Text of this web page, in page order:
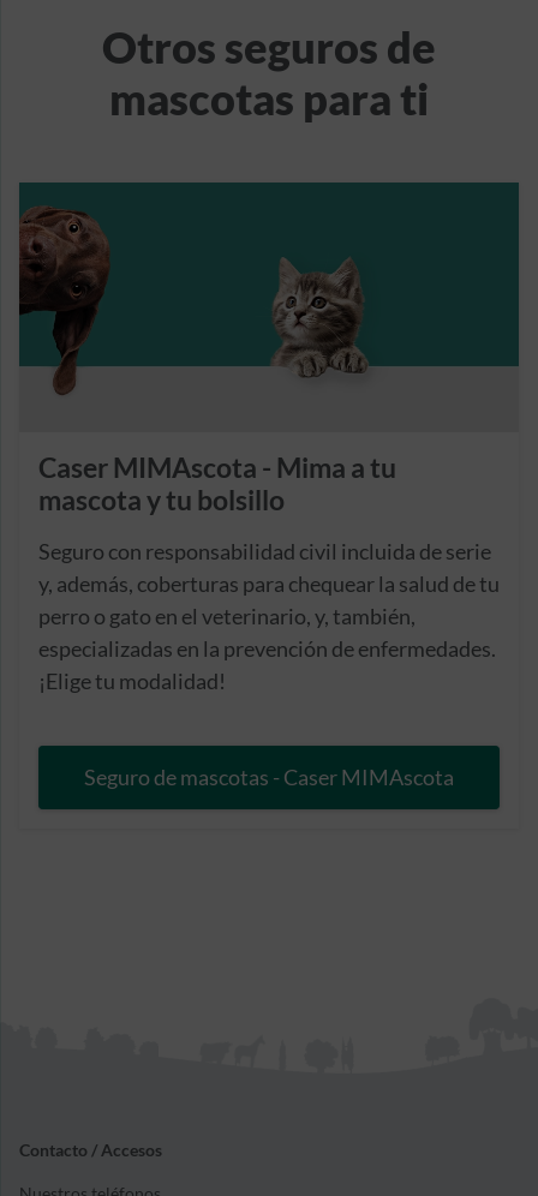
Otros seguros de
mascotas para ti
Caser MIMAscota - Mima a tu
mascota y tu bolsillo
Seguro con responsabilidad civil incluida de serie
y, además, coberturas para chequear la salud de tu
perro o gato en el veterinario, y, también,
especializadas en la prevención de enfermedades.
¡Elige tu modalidad!
Seguro de mascotas - Caser MIMAscota
Contacto / Accesos